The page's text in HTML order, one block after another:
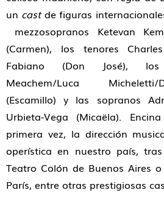
un castde figuras
mezzosopranos Ketevan
(Carmen), los tenores
Fabiano (Don José),
Meachem/Luca
(Escamillo) y las sopranos
Urbieta-Vega (Micaëla).
primera vez, la dirección
operística en nuestro país,
Teatro Colón de Buenos Aires
París, entre otras prestigiosas